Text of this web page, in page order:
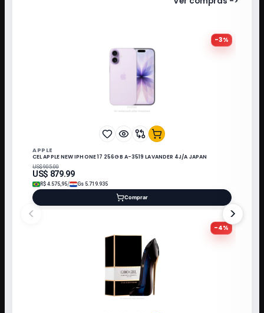
<
-3%
APPLE
CEL APPLE NEW IPHONE 17 256GB A-3519 LAVANDER 4J/A JAPAN
US$905.00
US$ 879.99
R$ 4.575,95/ Gs 5.719.935
Comprar
-4%
>